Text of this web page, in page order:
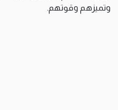
وتميزهم وقوتهم.